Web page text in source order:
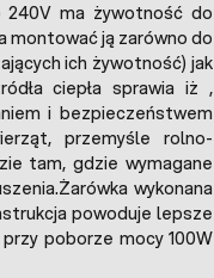
240V ma żywotność do
montować ją zarówno do
ich żywotność) jak
ciepła sprawia iż ,
i bezpieczeństwem
przemyśle rolno-
tam, gdzie wymagane
wykonana
powoduje lepsze
poborze mocy 100W